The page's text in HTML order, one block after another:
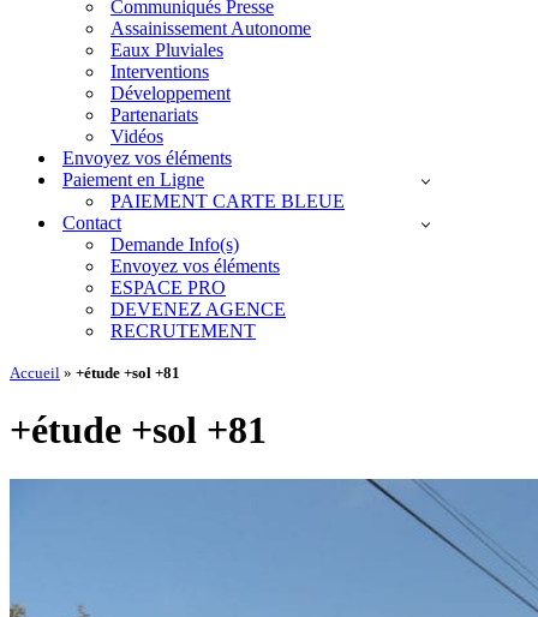
Communiqués Presse
Assainissement Autonome
Eaux Pluviales
Interventions
Développement
Partenariats
Vidéos
Envoyez vos éléments
Paiement en Ligne
PAIEMENT CARTE BLEUE
Contact
Demande Info(s)
Envoyez vos éléments
ESPACE PRO
DEVENEZ AGENCE
RECRUTEMENT
Accueil » +étude +sol +81
+étude +sol +81